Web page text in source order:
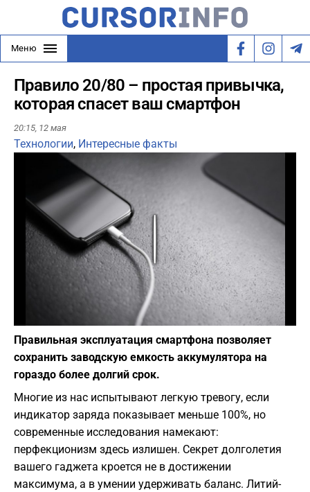
Меню
Правило 20/80 – простая привычка,
которая спасет ваш смартфон
20:15, 12 мая
Технологии, Интересные факты
Play
Фото: Andreas Haslinger / Unsplash
Правильная эксплуатация смартфона позволяет
сохранить заводскую емкость аккумулятора на
гораздо более долгий срок.
Многие из нас испытывают легкую тревогу, если
индикатор заряда показывает меньше 100%, но
современные исследования намекают:
перфекционизм здесь излишен. Секрет долголетия
вашего гаджета кроется не в достижении
максимума, а в умении удерживать баланс. Литий-